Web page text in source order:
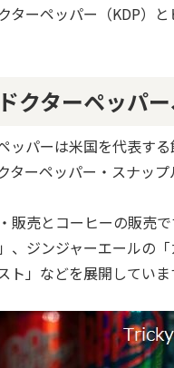
ターペッパー（KDP）
クターペッパ
ッパーは米国を代表す
ターペッパー・スナッ
販売とコーヒーの販売
、ジンジャーエールの
」などを展開していま